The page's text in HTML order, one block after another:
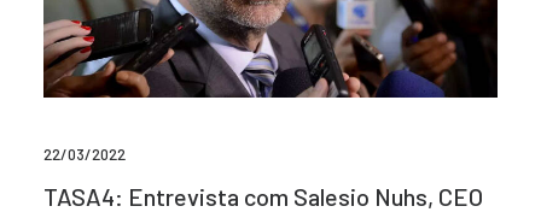
22/03/2022
TASA4: Entrevista com Salesio Nuhs, CEO